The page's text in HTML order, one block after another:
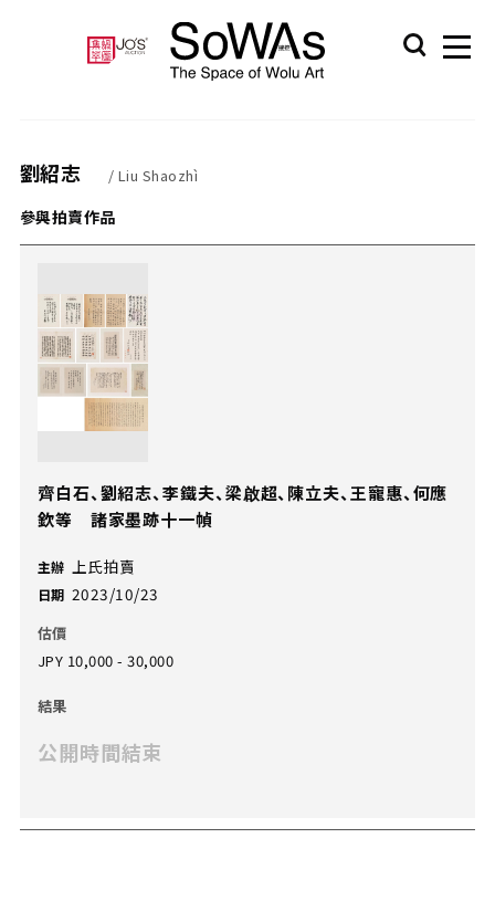
劉紹志 / Liu Shaozhì
參與拍賣作品
齊白石、劉紹志、李鐵夫、梁啟超、陳立夫、王寵惠、何應
欽等 諸家墨跡十一幀
主辦 上氏拍賣
日期 2023/10/23
估價
JPY 10,000 - 30,000
結果
公開時間結束